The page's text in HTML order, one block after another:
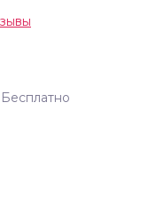
Бесплатно